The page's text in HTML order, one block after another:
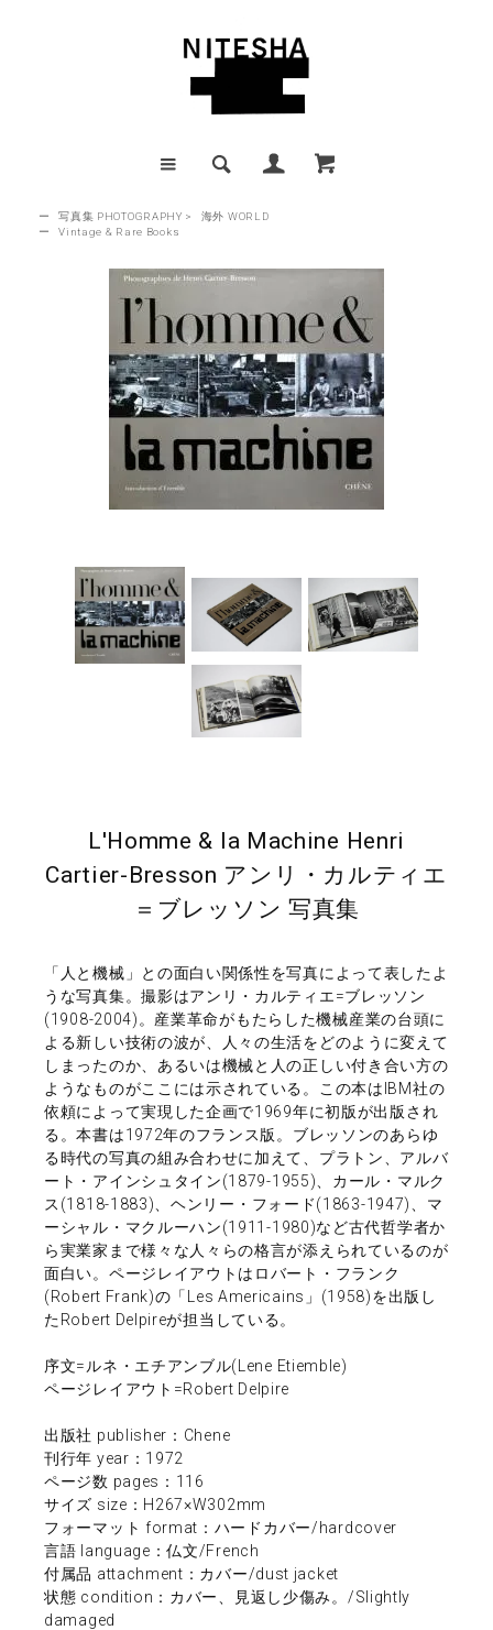
ー 写真集 PHOTOGRAPHY >
海外 WORLD
ー
Vintage & Rare Books
L'Homme & la Machine Henri
Cartier-Bresson アンリ・カルティエ
＝ブレッソン 写真集
「人と機械」との面白い関係性を写真によって表したよ
うな写真集。撮影はアンリ・カルティエ=ブレッソン
(1908-2004)。産業革命がもたらした機械産業の台頭に
よる新しい技術の波が、人々の生活をどのように変えて
しまったのか、あるいは機械と人の正しい付き合い方の
ようなものがここには示されている。この本はIBM社の
依頼によって実現した企画で1969年に初版が出版され
る。本書は1972年のフランス版。ブレッソンのあらゆ
る時代の写真の組み合わせに加えて、プラトン、アルバ
ート・アインシュタイン(1879-1955)、カール・マルク
ス(1818-1883)、ヘンリー・フォード(1863-1947)、マ
ーシャル・マクルーハン(1911-1980)など古代哲学者か
ら実業家まで様々な人々らの格言が添えられているのが
面白い。ページレイアウトはロバート・フランク
(Robert Frank)の「Les Americains」(1958)を出版し
たRobert Delpireが担当している。
序文=ルネ・エチアンブル(Lene Etiemble)
ページレイアウト=Robert Delpire
出版社 publisher：Chene
刊行年 year：1972
ページ数 pages：116
サイズ size：H267×W302mm
フォーマット format：ハードカバー/hardcover
言語 language：仏文/French
付属品 attachment：カバー/dust jacket
状態 condition：カバー、見返し少傷み。/Slightly
damaged